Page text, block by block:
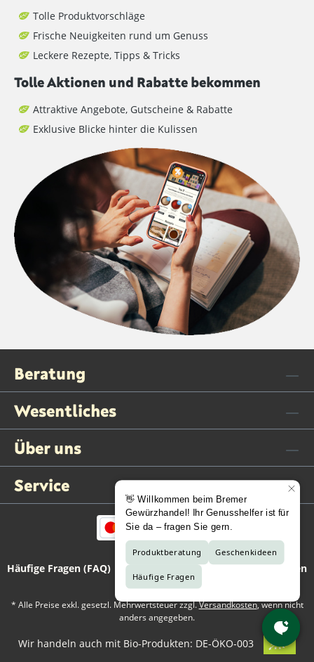
Tolle Produktvorschläge
Frische Neuigkeiten rund um Genuss
Leckere Rezepte, Tipps & Tricks
Tolle Aktionen und Rabatte bekommen
Attraktive Angebote, Gutscheine & Rabatte
Exklusive Blicke hinter die Kulissen
Beratung
Wesentliches
Über uns
Service
Häufige Fragen (FAQ) Kontaktformular Vertrag widerrufen
* Alle Preise exkl. gesetzl. Mehrwertsteuer zzgl.Versandkosten, wenn nicht
anders angegeben.
Wir handeln auch mit Bio-Produkten: DE-ÖKO-003